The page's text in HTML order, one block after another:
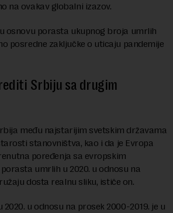
na ovakav globalni izazov.
osnovu porasta ukupnog broja umrlih
posredne zaključke o uticaju pandemije
Srbiju sa drugim
među najstarijim svetskim državama
stanovništva, kao i da je Evropa
poređenja sa evropskim
umrlih u 2020. u odnosu na
dosta realnu sliku, ističe on.
u odnosu na prosek 2000-2019. je u